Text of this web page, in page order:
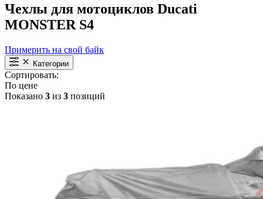
Чехлы для мотоциклов Ducati
MONSTER S4
Примерить на свой байк
Категории
Сортировать:
По цене
Показано 3 из 3 позиций